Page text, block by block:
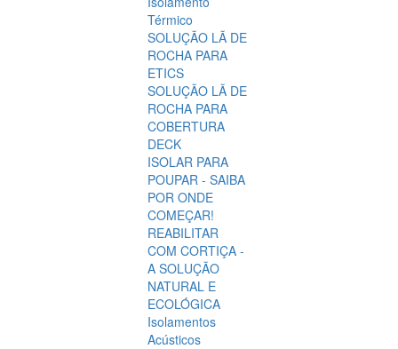
Térmico
SOLUÇÃO LÃ DE
ROCHA PARA
ETICS
SOLUÇÃO LÃ DE
ROCHA PARA
COBERTURA
DECK
ISOLAR PARA
POUPAR - SAIBA
POR ONDE
COMEÇAR!
REABILITAR
COM CORTIÇA -
A SOLUÇÃO
NATURAL E
ECOLÓGICA
Isolamentos
Acústicos